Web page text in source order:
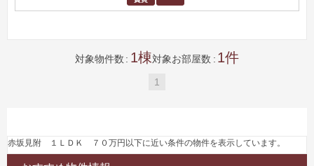
対象物件数 1 対象お部屋数 1
1
赤坂見附 １ＬＤＫ ７０万円以下に近い条件の物件を表示しています。